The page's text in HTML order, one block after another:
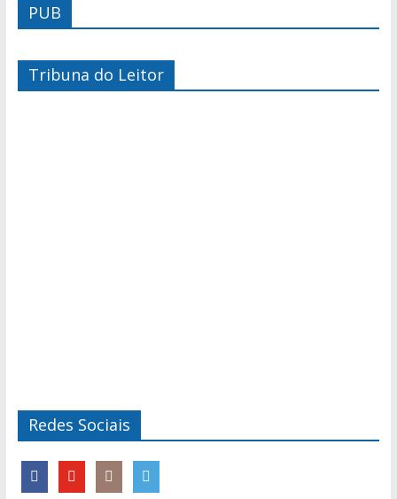
PUB
Tribuna do Leitor
Redes Sociais